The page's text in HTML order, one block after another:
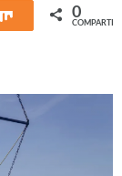
Compartir
0
COMPARTIR